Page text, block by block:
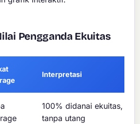
Pengganda Ekuitas
Interpretasi
100% didanai ekuitas,
tanpa utang